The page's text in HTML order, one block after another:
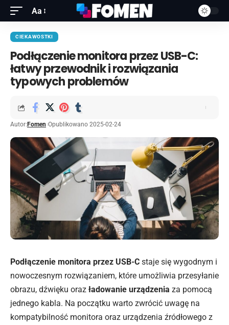
Aa
CIEKAWOSTKI
Podłączenie monitora przez USB-C:
łatwy przewodnik i rozwiązania
typowych problemów
Autor: Fomen Opublikowano 2025-02-24
Podłączenie monitora przez USB-C staje się wygodnym i
nowoczesnym rozwiązaniem, które umożliwia przesyłanie
obrazu, dźwięku oraz ładowanie urządzenia za pomocą
jednego kabla. Na początku warto zwrócić uwagę na
kompatybilność monitora oraz urządzenia źródłowego z